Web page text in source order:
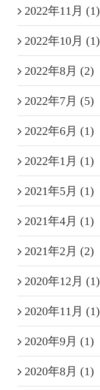
2022年11月 (1)
2022年10月 (1)
2022年8月 (2)
2022年7月 (5)
2022年6月 (1)
2022年1月 (1)
2021年5月 (1)
2021年4月 (1)
2021年2月 (2)
2020年12月 (1)
2020年11月 (1)
2020年9月 (1)
2020年8月 (1)